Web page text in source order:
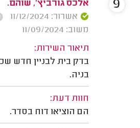
אלכס גורביץ', שוהם.
אשרור: 11/12/2024
משוב: 11/09/2024
תיאור השירות:
בדק בית לבניין חדש
בניה.
חוות דעת:
הם הוציאו דוח בסדר.
9